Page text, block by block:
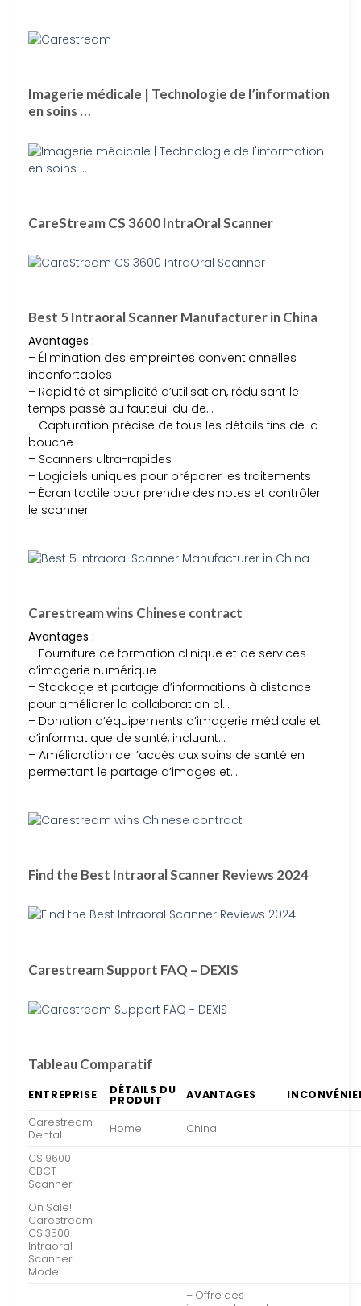
Imagerie médicale | Technologie de l’information
en soins …
CareStream CS 3600 IntraOral Scanner
Best 5 Intraoral Scanner Manufacturer in China
Avantages :
– Élimination des empreintes conventionnelles
inconfortables
– Rapidité et simplicité d’utilisation, réduisant le
temps passé au fauteuil du de…
– Capturation précise de tous les détails fins de la
bouche
– Scanners ultra-rapides
– Logiciels uniques pour préparer les traitements
– Écran tactile pour prendre des notes et contrôler
le scanner
Carestream wins Chinese contract
Avantages :
– Fourniture de formation clinique et de services
d’imagerie numérique
– Stockage et partage d’informations à distance
pour améliorer la collaboration cl…
– Donation d’équipements d’imagerie médicale et
d’informatique de santé, incluant…
– Amélioration de l’accès aux soins de santé en
permettant le partage d’images et…
Find the Best Intraoral Scanner Reviews 2024
Carestream Support FAQ – DEXIS
Tableau Comparatif
ENTREPRISE DÉTAILS DU
PRODUIT AVANTAGES
Carestream
Dental
Home China
CS 9600
CBCT
Scanner
On Sale!
Carestream
CS 3500
Intraoral
Scanner
Model …
– Offre des